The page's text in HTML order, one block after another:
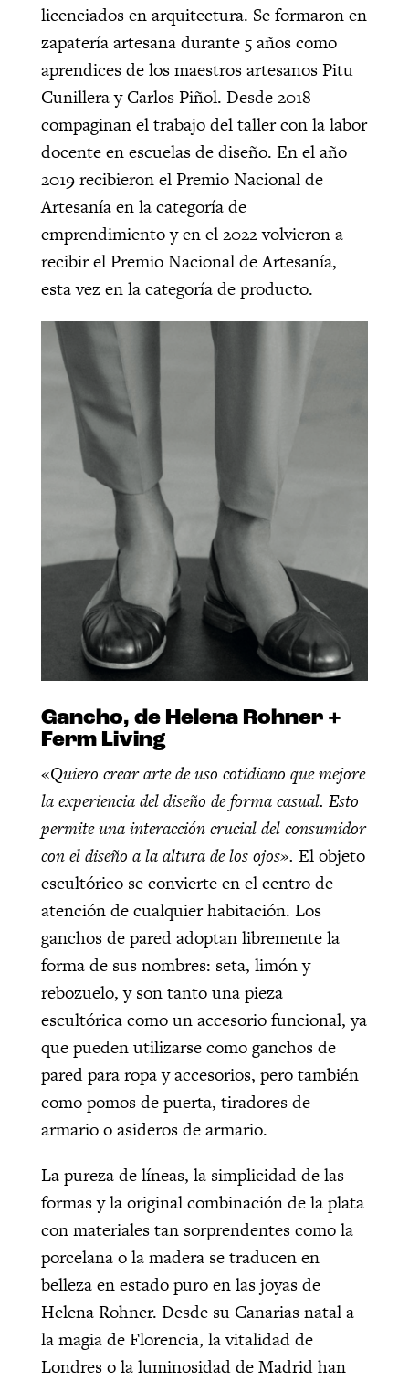
licenciados en arquitectura. Se formaron en
zapatería artesana durante 5 años como
aprendices de los maestros artesanos Pitu
Cunillera y Carlos Piñol. Desde 2018
compaginan el trabajo del taller con la labor
docente en escuelas de diseño. En el año
2019 recibieron el Premio Nacional de
Artesanía en la categoría de
emprendimiento y en el 2022 volvieron a
recibir el Premio Nacional de Artesanía,
esta vez en la categoría de producto.
Gancho, de Helena Rohner +
Ferm Living
«Quiero crear arte de uso cotidiano que mejore
la experiencia del diseño de forma casual. Esto
permite una interacción crucial del consumidor
con el diseño a la altura de los ojos». El objeto
escultórico se convierte en el centro de
atención de cualquier habitación. Los
ganchos de pared adoptan libremente la
forma de sus nombres: seta, limón y
rebozuelo, y son tanto una pieza
escultórica como un accesorio funcional, ya
que pueden utilizarse como ganchos de
pared para ropa y accesorios, pero también
como pomos de puerta, tiradores de
armario o asideros de armario.
La pureza de líneas, la simplicidad de las
formas y la original combinación de la plata
con materiales tan sorprendentes como la
porcelana o la madera se traducen en
belleza en estado puro en las joyas de
Helena Rohner. Desde su Canarias natal a
la magia de Florencia, la vitalidad de
Londres o la luminosidad de Madrid han